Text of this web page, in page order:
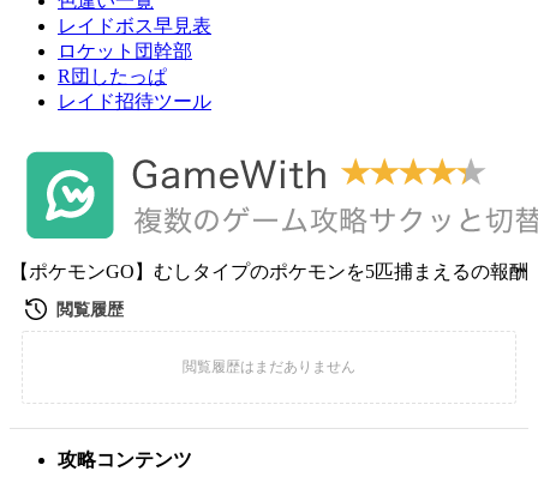
レイドボス早見表
ロケット団幹部
R団したっぱ
レイド招待ツール
【ポケモンGO】むしタイプのポケモンを5匹捕まえるの報酬
攻略コンテンツ